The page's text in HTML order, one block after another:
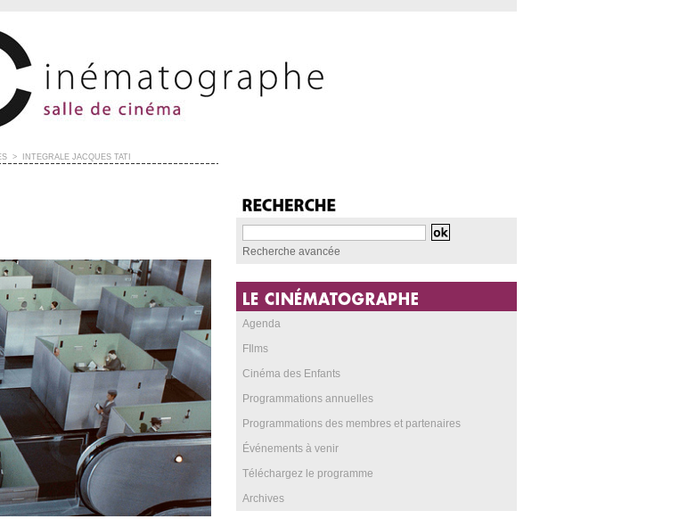
> INTÉGRALE JACQUES TATI
Recherche avancée
Agenda
FIlms
Cinéma des Enfants
Programmations annuelles
Programmations des membres et partenaires
Événements à venir
Téléchargez le programme
Archives